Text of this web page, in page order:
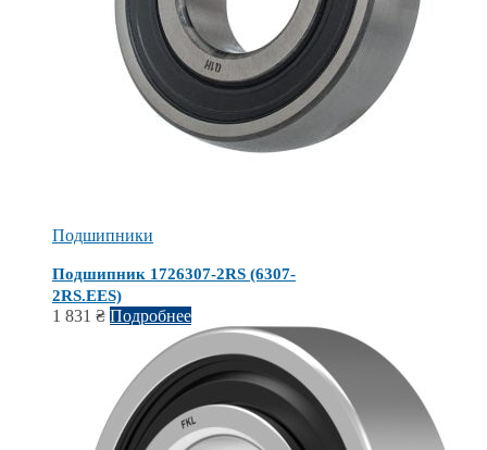
Подшипники
Подшипник 1726307-2RS (6307-
2RS.EES)
1 831 ₴ Подробнее